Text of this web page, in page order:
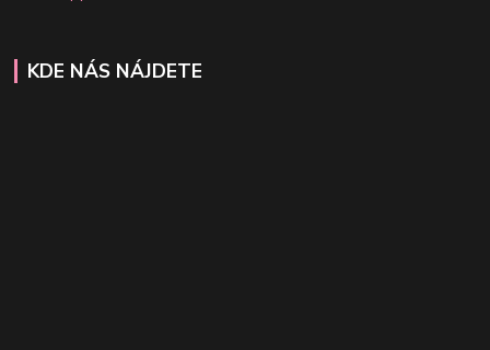
KDE NÁS NÁJDETE